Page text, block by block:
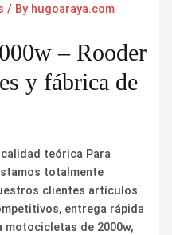
/ By hugoaraya.com
– Rooder
y fábrica de
teórica Para
totalmente
clientes artículos
entrega rápida
motocicletas de 2000w,